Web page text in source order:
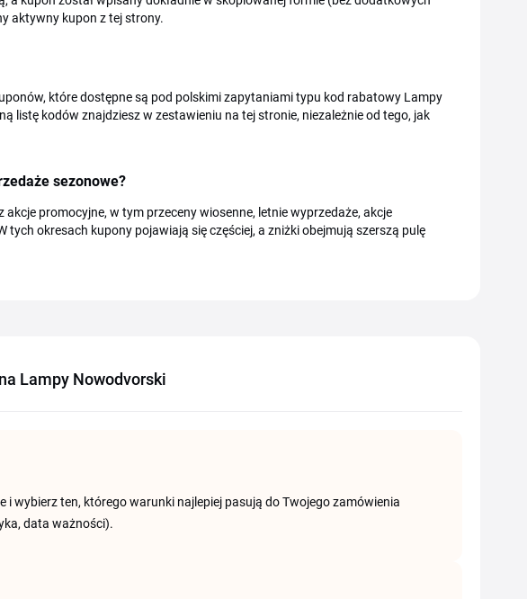
aktywny kupon z tej strony.
które dostępne są pod polskimi zapytaniami typu kod rabatowy Lampy
listę kodów znajdziesz w zestawieniu na tej stronie, niezależnie od tego, jak
sezonowe?
promocyjne, w tym przeceny wiosenne, letnie wyprzedaże, akcje
okresach kupony pojawiają się częściej, a zniżki obejmują szerszą pulę
Lampy Nowodvorski
i wybierz ten, którego warunki najlepiej pasują do Twojego zamówienia
data ważności).